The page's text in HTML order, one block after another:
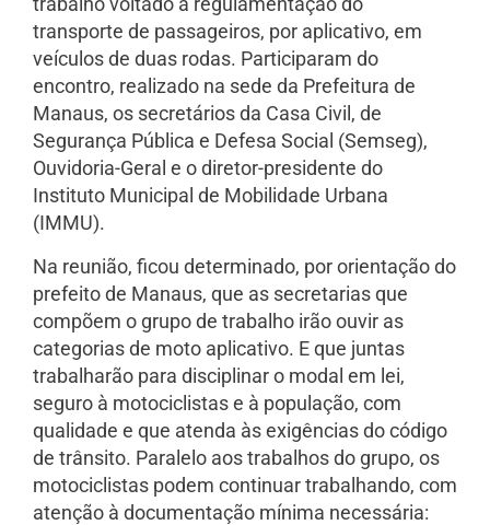
transporte de passageiros, por aplicativo, em
veículos de duas rodas. Participaram do
encontro, realizado na sede da Prefeitura de
Manaus, os secretários da Casa Civil, de
Segurança Pública e Defesa Social (Semseg),
Ouvidoria-Geral e o diretor-presidente do
Instituto Municipal de Mobilidade Urbana
(IMMU).
Na reunião, ficou determinado, por orientação do
prefeito de Manaus, que as secretarias que
compõem o grupo de trabalho irão ouvir as
categorias de moto aplicativo. E que juntas
trabalharão para disciplinar o modal em lei,
seguro à motociclistas e à população, com
qualidade e que atenda às exigências do código
de trânsito. Paralelo aos trabalhos do grupo, os
motociclistas podem continuar trabalhando, com
atenção à documentação mínima necessária: